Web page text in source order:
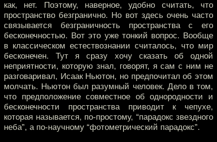
как, нет. Поэтому, наверное, удобно считать, что
пространство безгранично. Но вот здесь очень часто
связывается безграничность пространства с его
бесконечностью. Вот это уже тонкий вопрос. Вообще
в классическом естествознании считалось, что мир
бесконечен. Тут я сразу хочу сказать об одной
неприятности, которую знал, говорят, я сам с ним не
разговаривал, Исаак Ньютон, но предпочитал об этом
молчать. Ньютон был разумный человек. Дело в том,
что предположение совместное об однородности и
бесконечности пространства приводит к чепухе,
которая называется, по-простому, “парадокс звездного
неба”, а по-научному “фотометрический парадокс”.